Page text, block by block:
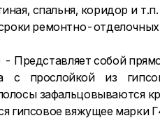
спальня, коридор и
ремонтно-отделочных
собой
с прослойкой из
зафальцовываются
гипсовое вяжущее марки